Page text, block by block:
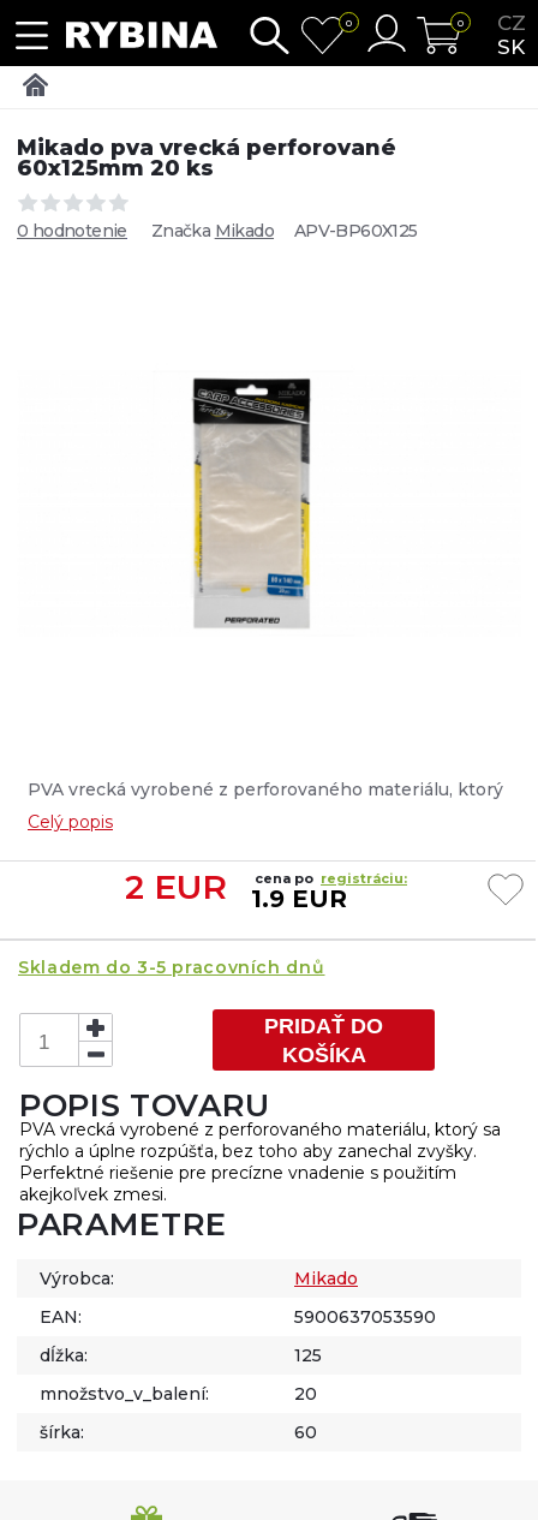
CZ
SK
0 0
Mikado pva vrecká perforované
60x125mm 20 ks
0 hodnotenie Značka Mikado APV-BP60X125
PVA vrecká vyrobené z perforovaného materiálu, ktorý
sa rýchlo a úplne rozpúšťa, bez toho aby zanechal
zvyšky. Perfektné riešenie pre precízne vnadenie s
použitím akejkoľvek zmesi....
Celý popis
2 EUR cena po registráciu:
1.9 EUR
Skladem do 3-5 pracovních dnů
PRIDAŤ DO
KOŠÍKA
POPIS TOVARU
PVA vrecká vyrobené z perforovaného materiálu, ktorý sa
rýchlo a úplne rozpúšťa, bez toho aby zanechal zvyšky.
Perfektné riešenie pre precízne vnadenie s použitím
akejkoľvek zmesi.
PARAMETRE
Výrobca:
Mikado
EAN:
5900637053590
dĺžka:
125
množstvo_v_balení:
20
šírka:
60